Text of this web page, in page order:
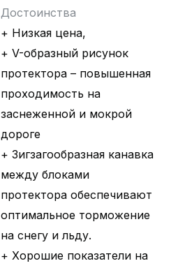
Достоинства
+ Низкая цена,
+ V-образный рисунок
протектора – повышенная
проходимость на
заснеженной и мокрой
дороге
+ Зигзагообразная канавка
между блоками
протектора обеспечивают
оптимальное торможение
на снегу и льду.
+ Хорошие показатели на